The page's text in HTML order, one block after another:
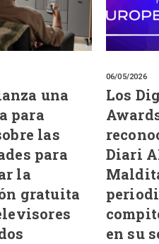
una
para
las
para
la
gratuita
06/05/2026
Los
Diari
en su